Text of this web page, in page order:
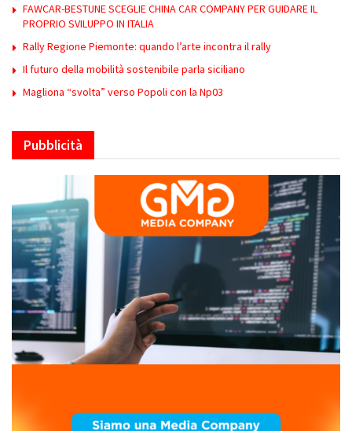
FAWCAR-BESTUNE SCEGLIE CHINA CAR COMPANY PER GUIDARE IL
PROPRIO SVILUPPO IN ITALIA
Rally Regione Piemonte: quando l’arte incontra il rally
Il futuro della mobilità sostenibile parla siciliano
Magliona “svolta” verso Popoli con la Np03
Pubblicità